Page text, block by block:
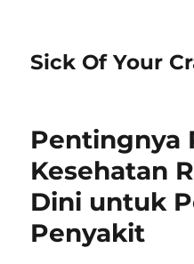
Sick Of Your
Pentingnya
Kesehatan
Dini untuk
Penyakit